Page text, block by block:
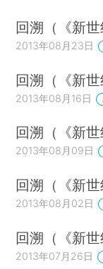
回溯（《新
2013年08月23日
回溯（《新
2013年08月16日
回溯（《新
2013年08月09日
回溯（《新
2013年08月02日
回溯（《新
2013年07月26日